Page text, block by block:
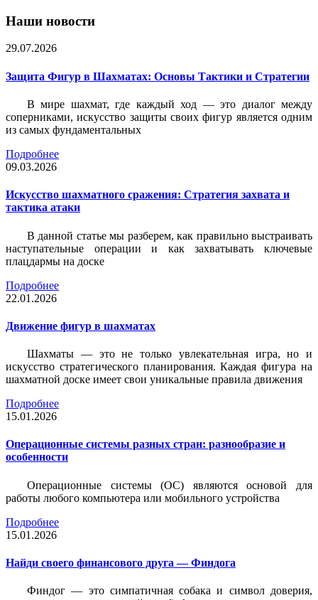
Наши новости
29.07.2026
Защита Фигур в Шахматах: Основы Тактики и Стратегии
В мире шахмат, где каждый ход — это диалог между
соперниками, искусство защиты своих фигур является одним
из самых фундаментальных
Подробнее
09.03.2026
Искусство шахматного сражения: Стратегия захвата и
тактика атаки
В данной статье мы разберем, как правильно выстраивать
наступательные операции и как захватывать ключевые
плацдармы на доске
Подробнее
22.01.2026
Движение фигур в шахматах
Шахматы — это не только увлекательная игра, но и
искусство стратегического планирования. Каждая фигура на
шахматной доске имеет свои уникальные правила движения
Подробнее
15.01.2026
Операционные системы разных стран: разнообразие и
особенности
Операционные системы (ОС) являются основой для
работы любого компьютера или мобильного устройства
Подробнее
15.01.2026
Найди своего финансового друга — Финдога
Финдог — это симпатичная собака и символ доверия,